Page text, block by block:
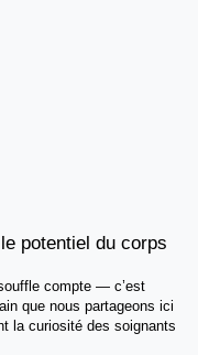
potentiel du corps
compte — c’est
que nous partageons ici
la curiosité des soignants